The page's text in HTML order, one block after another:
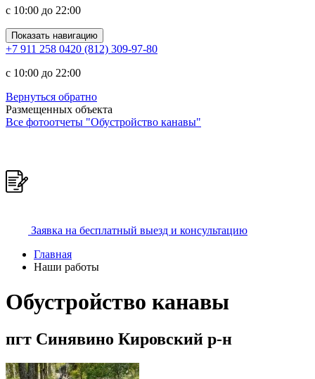
c 10:00 до 22:00
Показать навигацию
+7 911 258 0420 (812) 309-97-80
c 10:00 до 22:00
Вернуться обратно
Размещенных объекта
Все фотоотчеты "Обустройство канавы"
Заявка на бесплатный выезд и консультацию
Главная
Наши работы
Обустройство канавы
пгт Синявино Кировский р-н